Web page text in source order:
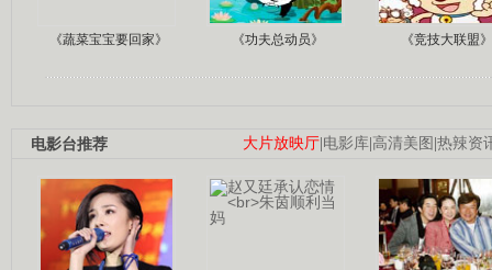
《蔬菜宝宝要回家》 《功夫总动员》 《竞技大联盟》
大片放映厅|电影库|高清美图 |热辣资
电影台推荐